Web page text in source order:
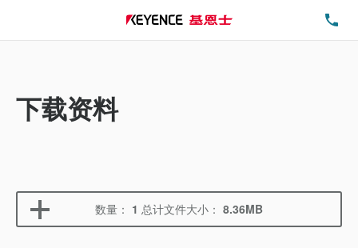
下载资料
数量： 1 总计文件大小： 8.36MB